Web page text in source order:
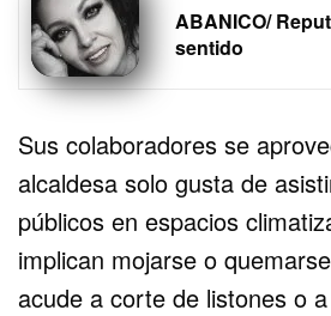
ABANICO/
sentido
Sus colaboradores se
alcaldesa solo gusta de
públicos en espacios
implican mojarse o
acude a corte de listones o